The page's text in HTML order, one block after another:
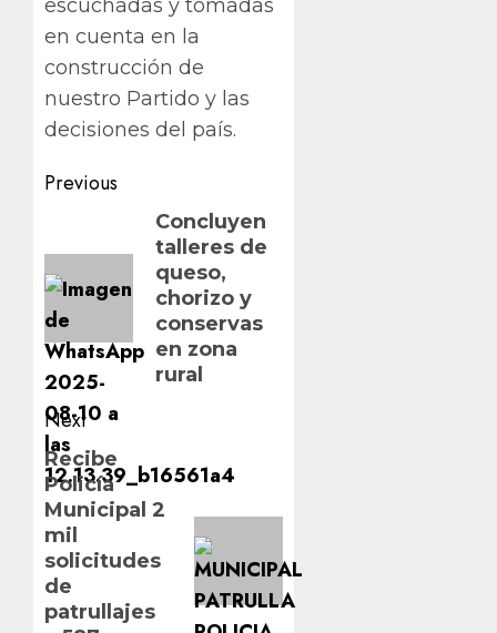
escuchadas y tomadas
en cuenta en la
construcción de
nuestro Partido y las
decisiones del país.
Post
navigation
Previous
post:
Concluyen
talleres de
queso,
chorizo y
conservas
en zona
rural
Next
Next
post:
Recibe
Policía
Municipal 2
mil
solicitudes
de
patrullajes